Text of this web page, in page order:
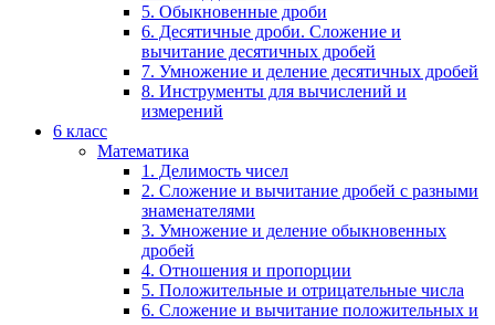
5. Обыкновенные дроби
6. Десятичные дроби. Сложение и
вычитание десятичных дробей
7. Умножение и деление десятичных дробей
8. Инструменты для вычислений и
измерений
6 класс
Математика
1. Делимость чисел
2. Сложение и вычитание дробей с разными
знаменателями
3. Умножение и деление обыкновенных
дробей
4. Отношения и пропорции
5. Положительные и отрицательные числа
6. Сложение и вычитание положительных и